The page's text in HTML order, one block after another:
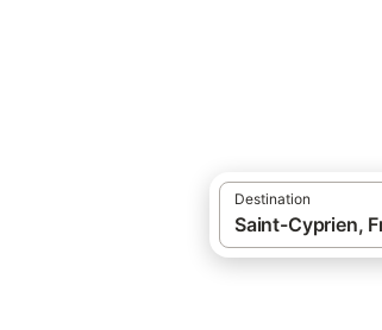
Destination